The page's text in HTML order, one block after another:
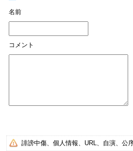
名前
コメント
誹謗中傷、個人情報、URL、自演、公